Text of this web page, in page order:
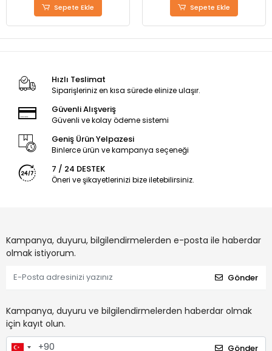
Sepete Ekle Sepete Ekle
Hızlı Teslimat
Siparişleriniz en kısa sürede elinize ulaşır.
Güvenli Alışveriş
Güvenli ve kolay ödeme sistemi
Geniş Ürün Yelpazesi
Binlerce ürün ve kampanya seçeneği
7 / 24 DESTEK
Öneri ve şikayetlerinizi bize iletebilirsiniz.
Kampanya, duyuru, bilgilendirmelerden e-posta ile haberdar
olmak istiyorum.
Gönder
Kampanya, duyuru ve bilgilendirmelerden haberdar olmak
için kayıt olun.
Gönder